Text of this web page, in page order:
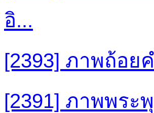
อิ...
[2393] ภาพถ้อย
[2391] ภาพพระ